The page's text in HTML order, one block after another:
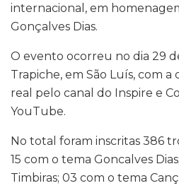
internacional, em
Gonçalves Dias.
O evento ocorreu no dia 29
Trapiche, em São Luís, com
real pelo canal do Inspire e
YouTube.
No total foram inscritas 386
15 com o tema Goncalves
Timbiras; 03 com o tema